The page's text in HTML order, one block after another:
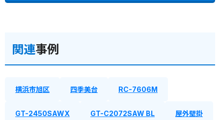
関連事例
横浜市旭区 四季美台 RC-7606M
GT-2450SAWX GT-C2072SAW BL 屋外壁掛